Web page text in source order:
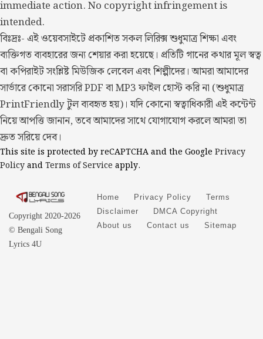
immediate action. No copyright infringement is
intended.
বিঃদ্রঃ- এই ওয়েবসাইটে প্রকাশিত সকল লিরিক্স শুধুমাত্র শিক্ষা এবং
ব্যক্তিগত ব্যবহারের জন্য শেয়ার করা হয়েছে। প্রতিটি গানের কথার মূল স্বত্ব
বা কপিরাইট সংশ্লিষ্ট মিউজিক লেবেল এবং শিল্পীদের। আমরা আমাদের
সার্ভারে কোনো সরাসরি PDF বা MP3 ফাইল হোস্ট করি না (শুধুমাত্র
PrintFriendly টুল ব্যবহৃত হয়)। যদি কোনো স্বত্বাধিকারী এই কন্টেন্ট
নিয়ে আপত্তি জানান, তবে আমাদের সাথে যোগাযোগ করলে আমরা তা
দ্রুত সরিয়ে দেব।
This site is protected by reCAPTCHA and the Google Privacy
PolicyandTerms of Service apply.
Copyright 2020-2026
© Bengali Song
Lyrics 4U
Home Privacy Policy
Terms
Disclaimer
DMCA Copyright
About us
Contact us Sitemap